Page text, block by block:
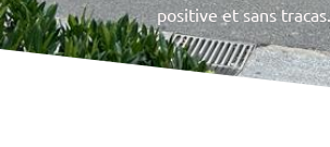
positive et sans tracas.